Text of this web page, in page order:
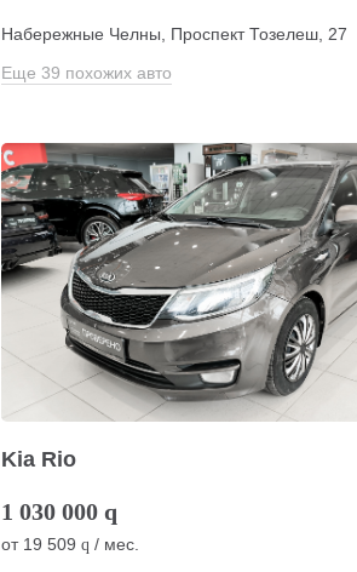
Набережные Челны, Проспект Тозелеш, 27
Еще 39 похожих авто
Kia Rio
1 030 000 q
от 19 509 q / мес.